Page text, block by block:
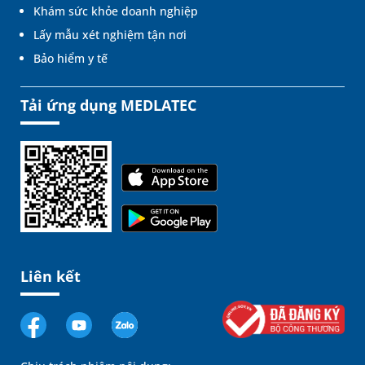
Khám sức khỏe doanh nghiệp
Lấy mẫu xét nghiệm tận nơi
Bảo hiểm y tế
Tải ứng dụng MEDLATEC
Liên kết